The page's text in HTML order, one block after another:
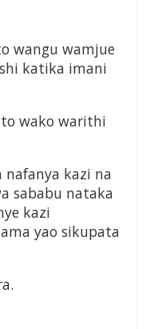
wangu wamjue
katika imani
wako warithi
nafanya kazi na
sababu nataka
kazi
yao sikupata